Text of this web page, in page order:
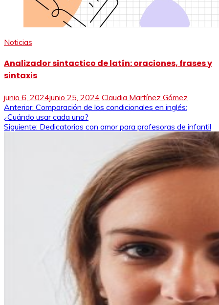
Noticias
Analizador sintactico de latín: oraciones, frases y
sintaxis
junio 6, 2024junio 25, 2024 Claudia Martínez Gómez
Navegación
de
Anterior: Comparación de los condicionales en inglés:
¿Cuándo usar cada uno?
Siguiente: Dedicatorias con amor para profesoras de infantil